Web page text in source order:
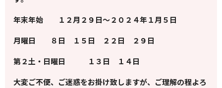
年末年始 １２月２９日～２０２４年１月５日
月曜日 ８日 １５日 ２２日 ２９日
第２土・日曜日 １３日 １４日
大変ご不便、ご迷惑をお掛け致しますが、ご理解の程よろ